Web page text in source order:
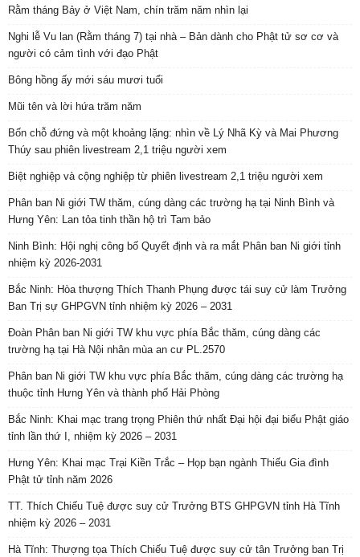
Rằm tháng Bảy ở Việt Nam, chín trăm năm nhìn lại
Nghi lễ Vu lan (Rằm tháng 7) tại nhà – Bản dành cho Phật tử sơ cơ và
người có cảm tình với đạo Phật
Bông hồng ấy mới sáu mươi tuổi
Mũi tên và lời hứa trăm năm
Bốn chỗ đứng và một khoảng lặng: nhìn về Lý Nhã Kỳ và Mai Phương
Thúy sau phiên livestream 2,1 triệu người xem
Biệt nghiệp và cộng nghiệp từ phiên livestream 2,1 triệu người xem
Phân ban Ni giới TW thăm, cúng dàng các trường hạ tại Ninh Bình và
Hưng Yên: Lan tỏa tinh thần hộ trì Tam bảo
Ninh Bình: Hội nghị công bố Quyết định và ra mắt Phân ban Ni giới tỉnh
nhiệm kỳ 2026-2031
Bắc Ninh: Hòa thượng Thích Thanh Phụng được tái suy cử làm Trưởng
Ban Trị sự GHPGVN tỉnh nhiệm kỳ 2026 – 2031
Đoàn Phân ban Ni giới TW khu vực phía Bắc thăm, cúng dàng các
trường hạ tại Hà Nội nhân mùa an cư PL.2570
Phân ban Ni giới TW khu vực phía Bắc thăm, cúng dàng các trường hạ
thuộc tỉnh Hưng Yên và thành phố Hải Phòng
Bắc Ninh: Khai mạc trang trọng Phiên thứ nhất Đại hội đại biểu Phật giáo
tỉnh lần thứ I, nhiệm kỳ 2026 – 2031
Hưng Yên: Khai mạc Trại Kiền Trắc – Họp bạn ngành Thiếu Gia đình
Phật tử tỉnh năm 2026
TT. Thích Chiếu Tuệ được suy cử Trưởng BTS GHPGVN tỉnh Hà Tĩnh
nhiệm kỳ 2026 – 2031
Hà Tĩnh: Thượng tọa Thích Chiếu Tuệ được suy cử tân Trưởng ban Trị